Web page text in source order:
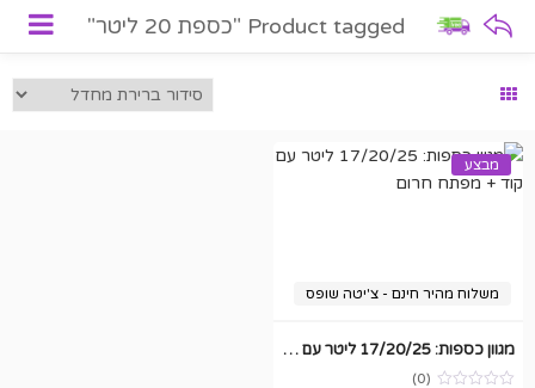
Product tagged "כספת 20 ליטר"
מבצע
משלוח מהיר חינם - צ'יטה שופס
מגוון כספות: 17/20/25 ליטר עם קוד + מפתח חרום
(0)